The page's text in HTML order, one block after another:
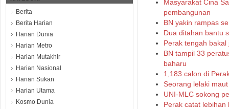
Berita
Berita Harian
Harian Dunia
Harian Metro
Harian Mutakhir
Harian Nasional
Harian Sukan
Harian Utama
Kosmo Dunia
Masyarakat Cina
pembangunan
BN yakin rampas
Dua ditahan bantu
Perak tengah
BN tampil 33
baharu
1,183 calon di
Seorang lelaki
UNI-MLC sokong
Perak catat lebihan